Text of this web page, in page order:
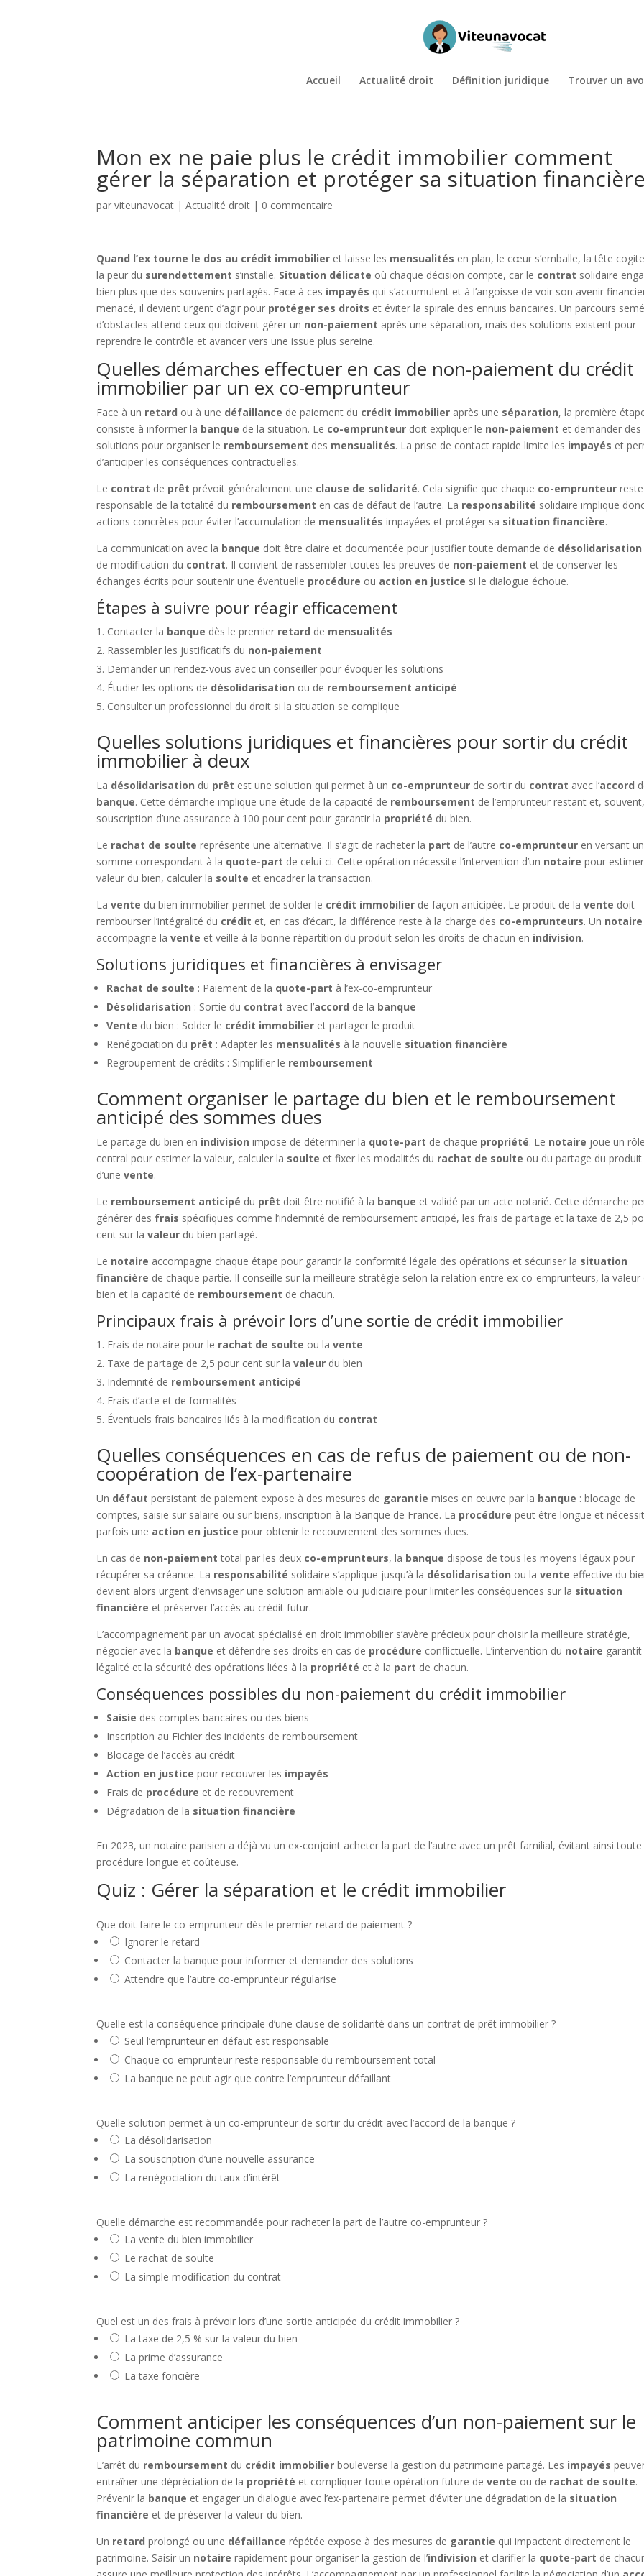
Accueil Actualité droit Définition juridique Trouver un
Mon ex ne paie plus le crédit immobilier comment
gérer la séparation et protéger sa situation
parviteunavocat |Actualité droit | 0 commentaire
Quand l’ex tourne le dos au crédit immobilier et laisse les mensualités en plan, le cœur s’emballe, la tête
la peur du surendettement s’installe. Situation délicate où chaque décision compte, car le contrat solidaire
bien plus que des souvenirs partagés. Face à ces impayés qui s’accumulent et à l’angoisse de voir son avenir
menacé, il devient urgent d’agir pour protéger ses droits et éviter la spirale des ennuis bancaires. Un parcours
d’obstacles attend ceux qui doivent gérer un non-paiement après une séparation, mais des solutions existent pour
reprendre le contrôle et avancer vers une issue plus sereine.
Quelles démarches effectuer en cas de non-paiement du crédit
immobilier par un ex co-emprunteur
Face à un retard ou à une défaillance de paiement du crédit immobilier après une séparation, la première
consiste à informer la banque de la situation. Le co-emprunteur doit expliquer le non-paiement et demander des
solutions pour organiser le remboursement des mensualités. La prise de contact rapide limite les impayés et
d’anticiper les conséquences contractuelles.
Le contrat de prêt prévoit généralement une clause de solidarité. Cela signifie que chaque co-emprunteur reste
responsable de la totalité du remboursement en cas de défaut de l’autre. La responsabilité solidaire implique
actions concrètes pour éviter l’accumulation de mensualités impayées et protéger sa situation financière.
La communication avec la banque doit être claire et documentée pour justifier toute demande de désolidarisation
de modification du contrat. Il convient de rassembler toutes les preuves de non-paiement et de conserver les
échanges écrits pour soutenir une éventuelle procédure ou action en justice si le dialogue échoue.
Étapes à suivre pour réagir efficacement
Contacter la banque dès le premier retard de mensualités
Rassembler les justificatifs du non-paiement
Demander un rendez-vous avec un conseiller pour évoquer les solutions
Étudier les options de désolidarisation ou de remboursement anticipé
Consulter un professionnel du droit si la situation se complique
Quelles solutions juridiques et financières pour sortir du crédit
immobilier à deux
La désolidarisation du prêt est une solution qui permet à un co-emprunteur de sortir du contrat avec l’accord
banque. Cette démarche implique une étude de la capacité de remboursement de l’emprunteur restant et,
souscription d’une assurance à 100 pour cent pour garantir la propriété du bien.
Le rachat de soulte représente une alternative. Il s’agit de racheter la part de l’autre co-emprunteur en versant
somme correspondant à la quote-part de celui-ci. Cette opération nécessite l’intervention d’un notaire pour
valeur du bien, calculer la soulte et encadrer la transaction.
Lavente du bien immobilier permet de solder le crédit immobilier de façon anticipée. Le produit de lavente doit
rembourser l’intégralité du crédit et, en cas d’écart, la différence reste à la charge des co-emprunteurs. Un notaire
accompagne lavente et veille à la bonne répartition du produit selon les droits de chacun en indivision.
Solutions juridiques et financières à envisager
Rachat de soulte : Paiement de la quote-part à l’ex-co-emprunteur
Désolidarisation : Sortie du contrat avec l’accord de la banque
Vente du bien : Solder le crédit immobilier et partager le produit
Renégociation du prêt : Adapter les mensualités à la nouvelle situation financière
Regroupement de crédits : Simplifier le remboursement
Comment organiser le partage du bien et le remboursement
anticipé des sommes dues
Le partage du bien en indivision impose de déterminer la quote-part de chaque propriété. Le notaire joue un
central pour estimer la valeur, calculer la soulte et fixer les modalités du rachat de soulte ou du partage du produit
d’unevente.
Le remboursement anticipé du prêt doit être notifié à la banque et validé par un acte notarié. Cette démarche
générer des frais spécifiques comme l’indemnité de remboursement anticipé, les frais de partage et la taxe de 2,5
cent sur lavaleur du bien partagé.
Le notaire accompagne chaque étape pour garantir la conformité légale des opérations et sécuriser la situation
financière de chaque partie. Il conseille sur la meilleure stratégie selon la relation entre ex-co-emprunteurs, la valeur
bien et la capacité de remboursement de chacun.
Principaux frais à prévoir lors d’une sortie de crédit immobilier
Frais de notaire pour le rachat de soulte ou lavente
Taxe de partage de 2,5 pour cent sur lavaleur du bien
Indemnité de remboursement anticipé
Frais d’acte et de formalités
Éventuels frais bancaires liés à la modification du contrat
Quelles conséquences en cas de refus de paiement ou de non-
coopération de l’ex-partenaire
Un défaut persistant de paiement expose à des mesures de garantie mises en œuvre par la banque : blocage de
comptes, saisie sur salaire ou sur biens, inscription à la Banque de France. La procédure peut être longue et
parfois une action en justice pour obtenir le recouvrement des sommes dues.
En cas de non-paiement total par les deux co-emprunteurs, la banque dispose de tous les moyens légaux pour
récupérer sa créance. La responsabilité solidaire s’applique jusqu’à la désolidarisation ou lavente effective du
devient alors urgent d’envisager une solution amiable ou judiciaire pour limiter les conséquences sur la situation
financière et préserver l’accès au crédit futur.
L’accompagnement par un avocat spécialisé en droit immobilier s’avère précieux pour choisir la meilleure stratégie,
négocier avec la banque et défendre ses droits en cas de procédure conflictuelle. L’intervention du notaire
légalité et la sécurité des opérations liées à la propriété et à la part de chacun.
Conséquences possibles du non-paiement du crédit immobilier
Saisie des comptes bancaires ou des biens
Inscription au Fichier des incidents de remboursement
Blocage de l’accès au crédit
Action en justice pour recouvrer les impayés
Frais de procédure et de recouvrement
Dégradation de la situation financière
En 2023, un notaire parisien a déjà vu un ex-conjoint acheter la part de l’autre avec un prêt familial, évitant ainsi toute
procédure longue et coûteuse.
Quiz : Gérer la séparation et le crédit immobilier
Que doit faire le co-emprunteur dès le premier retard de paiement ?
Ignorer le retard
Contacter la banque pour informer et demander des solutions
Attendre que l’autre co-emprunteur régularise
Quelle est la conséquence principale d’une clause de solidarité dans un contrat de prêt immobilier ?
Seul l’emprunteur en défaut est responsable
Chaque co-emprunteur reste responsable du remboursement total
La banque ne peut agir que contre l’emprunteur défaillant
Quelle solution permet à un co-emprunteur de sortir du crédit avec l’accord de la banque ?
La désolidarisation
La souscription d’une nouvelle assurance
La renégociation du taux d’intérêt
Quelle démarche est recommandée pour racheter la part de l’autre co-emprunteur ?
La vente du bien immobilier
Le rachat de soulte
La simple modification du contrat
Quel est un des frais à prévoir lors d’une sortie anticipée du crédit immobilier ?
La taxe de 2,5 % sur la valeur du bien
La prime d’assurance
La taxe foncière
Comment anticiper les conséquences d’un non-paiement sur le
patrimoine commun
L’arrêt du remboursement du crédit immobilier bouleverse la gestion du patrimoine partagé. Les impayés
entraîner une dépréciation de la propriété et compliquer toute opération future devente ou de rachat de soulte.
Prévenir la banque et engager un dialogue avec l’ex-partenaire permet d’éviter une dégradation de la situation
financière et de préserver la valeur du bien.
Un retard prolongé ou une défaillance répétée expose à des mesures de garantie qui impactent directement le
patrimoine. Saisir un notaire rapidement pour organiser la gestion de l’indivision et clarifier la quote-part de